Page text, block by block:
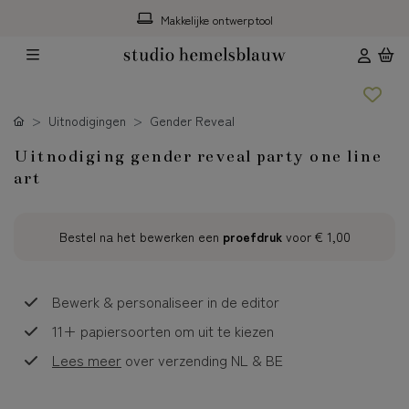
Makkelijke ontwerptool
Uitnodigingen Gender Reveal
Uitnodiging gender reveal party one line
art
Bestel na het bewerken een proefdrukvoor € 1,00
Bewerk & personaliseer in de editor
11+ papiersoorten om uit te kiezen
Lees meer over verzending NL & BE